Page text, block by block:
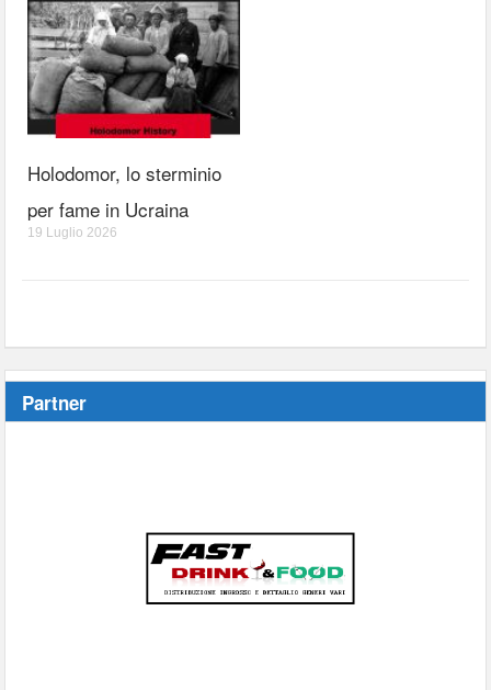
Holodomor, lo sterminio
per fame in Ucraina
19 Luglio 2026
Partner